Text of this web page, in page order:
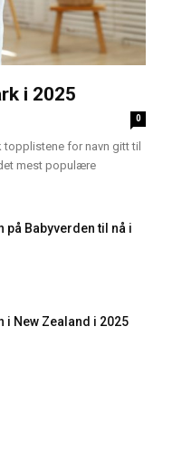
i 2025
0
topplistene for navn gitt til
mest populære
på Babyverden til nå i
i New Zealand i 2025